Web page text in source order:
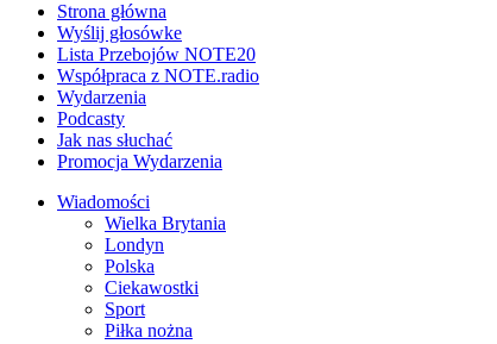
Strona główna
Wyślij głosówke
Lista Przebojów NOTE20
Współpraca z NOTE.radio
Wydarzenia
Podcasty
Jak nas słuchać
Promocja Wydarzenia
Wiadomości
Wielka Brytania
Londyn
Polska
Ciekawostki
Sport
Piłka nożna